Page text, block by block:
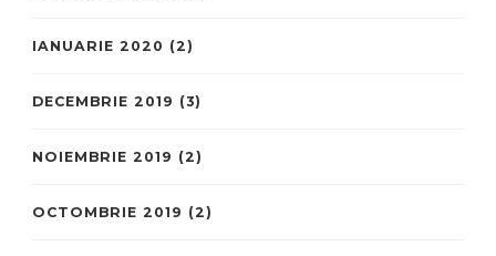
IANUARIE 2020 (2)
DECEMBRIE 2019 (3)
NOIEMBRIE 2019 (2)
OCTOMBRIE 2019 (2)